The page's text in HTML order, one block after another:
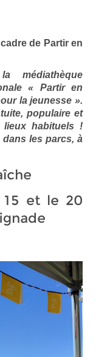
de Partir en
médiathèque
« Partir en
la jeunesse ».
populaire et
habituels !
dans les parcs, à
15 et le 20